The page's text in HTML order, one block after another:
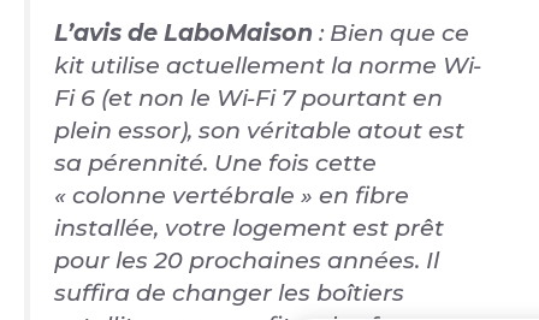
L’avis de LaboMaison : Bien que ce
kit utilise actuellement la norme Wi-
Fi 6 (et non le Wi-Fi 7 pourtant en
plein essor), son véritable atout est
sa pérennité. Une fois cette
« colonne vertébrale » en fibre
installée, votre logement est prêt
pour les 20 prochaines années. Il
suffira de changer les boîtiers